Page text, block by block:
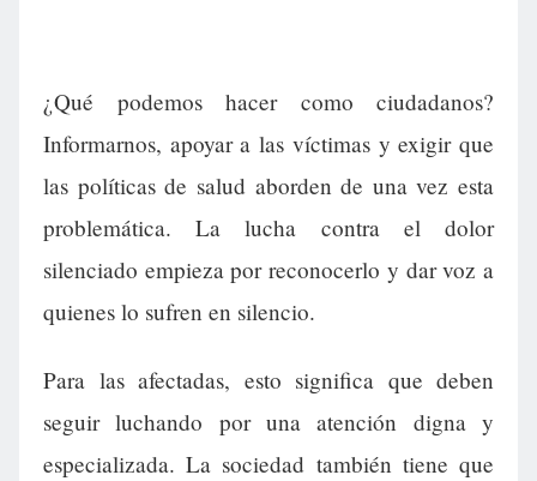
¿Qué podemos hacer como ciudadanos?
Informarnos, apoyar a las víctimas y exigir que
las políticas de salud aborden de una vez esta
problemática. La lucha contra el dolor
silenciado empieza por reconocerlo y dar voz a
quienes lo sufren en silencio.
Para las afectadas, esto significa que deben
seguir luchando por una atención digna y
especializada. La sociedad también tiene que